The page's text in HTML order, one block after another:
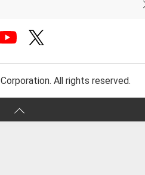
All rights reserved.